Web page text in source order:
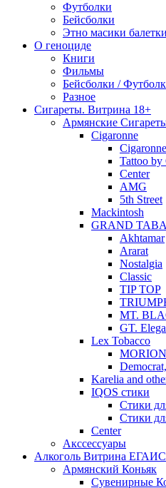
Футболки
Бейсболки
Этно масики балетки
О геноциде
Книги
Фильмы
Бейсболки /
Разное
Сигареты. Витрина 18+
Армянские
Cigaronne
Cigaronne
Tattoo by
Center
AMG
5th Street
Mackintosh
GRAND
Akhtamar
Ararat
Nostalgia
Classic
TIP TOP
MT.
GT.
Lex Tobacco
MORION
Karelia and
IQOS стики
Стики
Стики
Сenter
Акссессуары
Алкоголь Витрина
Армянский Коньяк
Сувенирные